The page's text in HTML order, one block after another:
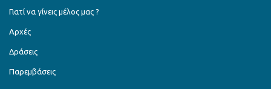
Γιατί να γίνεις μέλος μας ?
Αρχές
Δράσεις
Παρεμβάσεις